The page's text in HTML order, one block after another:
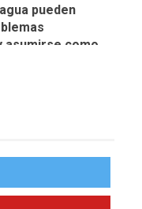
pueden
asumirse como
HORA